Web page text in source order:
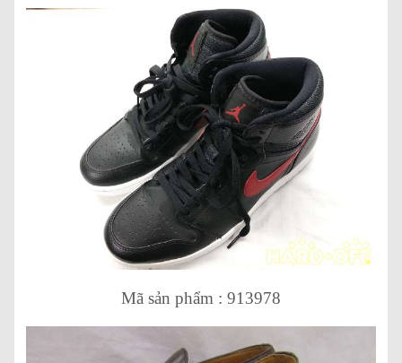
Mã sản phẩm : 913978